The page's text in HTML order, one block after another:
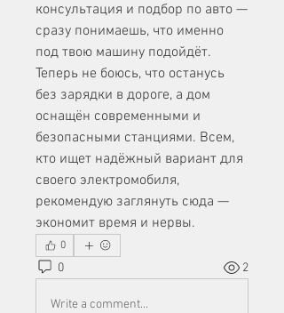
консультация и подбор по авто —
сразу понимаешь, что именно
под твою машину подойдёт.
Теперь не боюсь, что останусь
без зарядки в дороге, а дом
оснащён современными и
безопасными станциями. Всем,
кто ищет надёжный вариант для
своего электромобиля,
рекомендую заглянуть сюда —
экономит время и нервы.
0
0 2
Write a comment...